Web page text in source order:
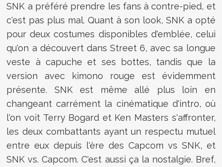
SNK a préféré prendre les fans à contre-pied, et
c'est pas plus mal. Quant à son look, SNK a opté
pour deux costumes disponibles d'emblée, celui
qu'on a découvert dans Street 6, avec sa longue
veste à capuche et ses bottes, tandis que la
version avec kimono rouge est évidemment
présente. SNK est même allé plus loin en
changeant carrément la cinématique d'intro, où
l'on voit Terry Bogard et Ken Masters s'affronter,
les deux combattants ayant un respectu mutuel
entre eux depuis l'ère des Capcom vs SNK, et
SNK vs. Capcom. C'est aussi ça la nostalgie. Bref,